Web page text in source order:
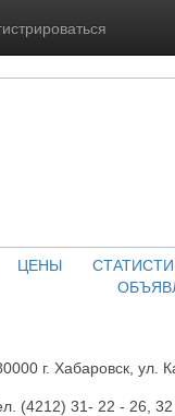
ЦЕНЫ
г. Хабаровск, ул.
(4212) 31- 22 - 26,